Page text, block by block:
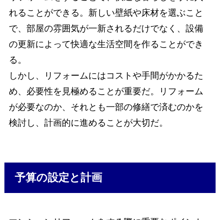
れることができる。新しい壁紙や床材を選ぶこと
で、部屋の雰囲気が一新されるだけでなく、設備
の更新によって快適な生活空間を作ることができ
る。
しかし、リフォームにはコストや手間がかかるた
め、必要性を見極めることが重要だ。リフォーム
が必要なのか、それとも一部の修繕で済むのかを
検討し、計画的に進めることが大切だ。
予算の設定と計画